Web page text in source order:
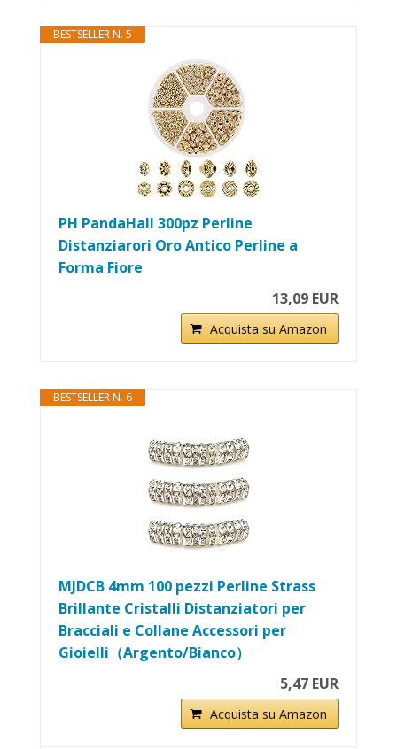
BESTSELLER N. 5
PH PandaHall 300pz Perline
Distanziarori Oro Antico Perline a
Forma Fiore
13,09 EUR
Acquista su Amazon
BESTSELLER N. 6
MJDCB 4mm 100 pezzi Perline Strass
Brillante Cristalli Distanziatori per
Bracciali e Collane Accessori per
Gioielli（Argento/Bianco）
5,47 EUR
Acquista su Amazon